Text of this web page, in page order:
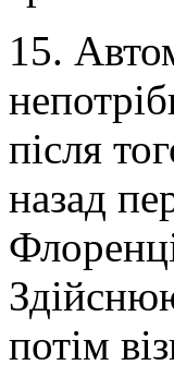
15.
після
назад
потім